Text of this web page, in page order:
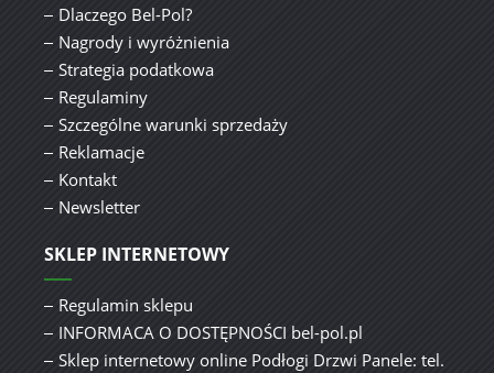
Dlaczego Bel-Pol?
Nagrody i wyróżnienia
Strategia podatkowa
Regulaminy
Szczególne warunki sprzedaży
Reklamacje
Kontakt
Newsletter
SKLEP INTERNETOWY
Regulamin sklepu
INFORMACA O DOSTĘPNOŚCI bel-pol.pl
Sklep internetowy online Podłogi Drzwi Panele: tel.